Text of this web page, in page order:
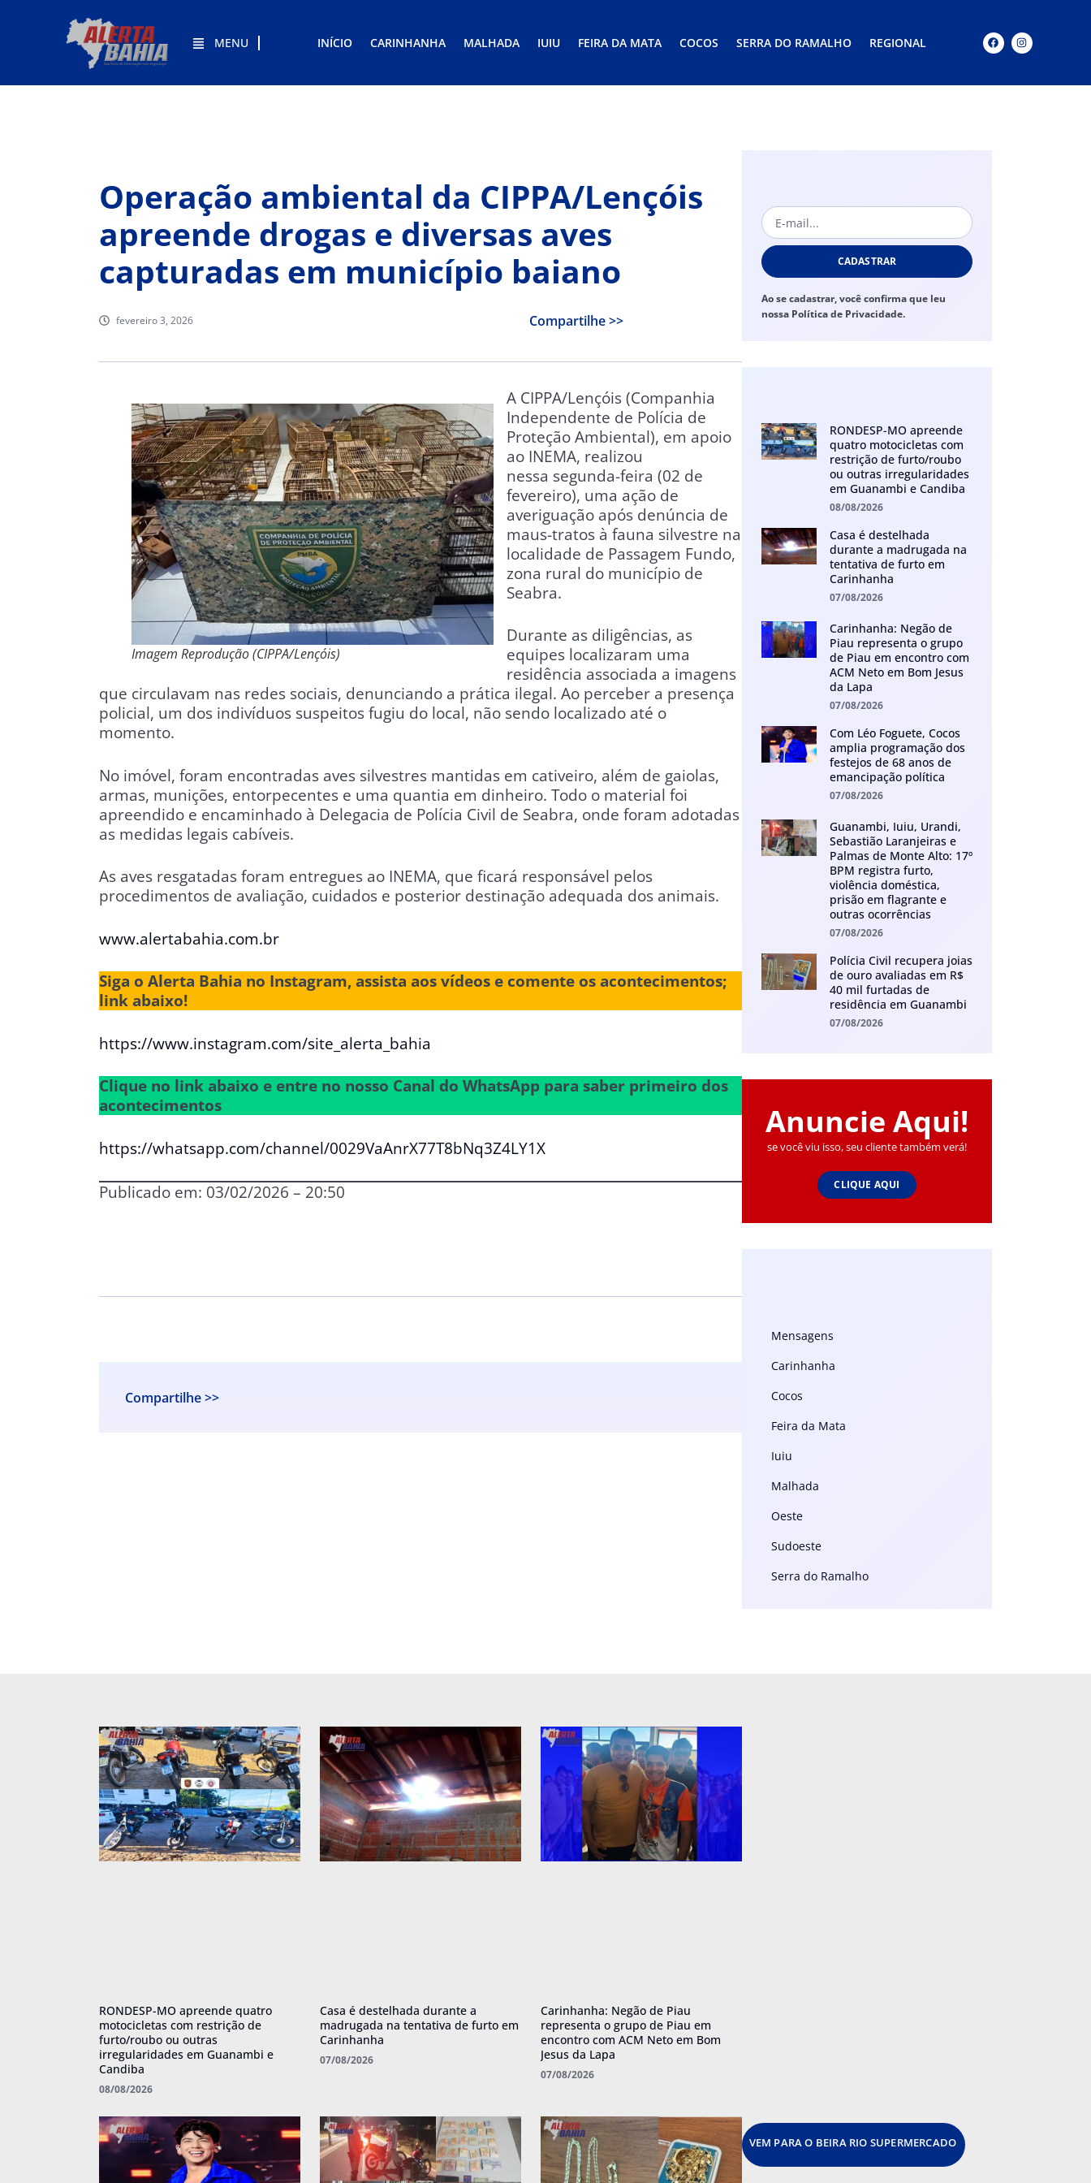
MENU INÍCIO CARINHANHA MALHADA IUIU FEIRA DA MATA COCOS SERRA DO RAMALHO REGIONAL
Operação ambiental da CIPPA/Lençóis
apreende drogas e diversas aves
capturadas em município baiano
fevereiro 3, 2026 Compartilhe >>
Imagem Reprodução (CIPPA/Lençóis)
A CIPPA/Lençóis (Companhia
Independente de Polícia de
Proteção Ambiental), em apoio
ao INEMA, realizou
nessa segunda-feira (02 de
fevereiro), uma ação de
averiguação após denúncia de
maus-tratos à fauna silvestre na
localidade de Passagem Fundo,
zona rural do município de
Seabra.
Durante as diligências, as
equipes localizaram uma
residência associada a imagens
que circulavam nas redes sociais, denunciando a prática ilegal. Ao perceber a presença
policial, um dos indivíduos suspeitos fugiu do local, não sendo localizado até o
momento.
No imóvel, foram encontradas aves silvestres mantidas em cativeiro, além de gaiolas,
armas, munições, entorpecentes e uma quantia em dinheiro. Todo o material foi
apreendido e encaminhado à Delegacia de Polícia Civil de Seabra, onde foram adotadas
as medidas legais cabíveis.
As aves resgatadas foram entregues ao INEMA, que ficará responsável pelos
procedimentos de avaliação, cuidados e posterior destinação adequada dos animais.
www.alertabahia.com.br
Siga o Alerta Bahia no Instagram, assista aos vídeos e comente os acontecimentos;
link abaixo!
https://www.instagram.com/site_alerta_bahia
Clique no link abaixo e entre no nosso Canal do WhatsApp para saber primeiro dos
acontecimentos
https://whatsapp.com/channel/0029VaAnrX77T8bNq3Z4LY1X
Publicado em: 03/02/2026 – 20:50
Compartilhe >>
CADASTRAR
Ao se cadastrar, você confirma que leu
nossa Política de Privacidade.
RONDESP-MO apreende
quatro motocicletas com
restrição de furto/roubo
ou outras irregularidades
em Guanambi e Candiba
08/08/2026
Casa é destelhada
durante a madrugada na
tentativa de furto em
Carinhanha
07/08/2026
Carinhanha: Negão de
Piau representa o grupo
de Piau em encontro com
ACM Neto em Bom Jesus
da Lapa
07/08/2026
Com Léo Foguete, Cocos
amplia programação dos
festejos de 68 anos de
emancipação política
07/08/2026
Guanambi, Iuiu, Urandi,
Sebastião Laranjeiras e
Palmas de Monte Alto: 17º
BPM registra furto,
violência doméstica,
prisão em flagrante e
outras ocorrências
07/08/2026
Polícia Civil recupera joias
de ouro avaliadas em R$
40 mil furtadas de
residência em Guanambi
07/08/2026
Anuncie Aqui!
se você viu isso, seu cliente também verá!
CLIQUE AQUI
Mensagens
Carinhanha
Cocos
Feira da Mata
Iuiu
Malhada
Oeste
Sudoeste
Serra do Ramalho
RONDESP-MO apreende quatro
motocicletas com restrição de
furto/roubo ou outras
irregularidades em Guanambi e
Candiba
08/08/2026
Casa é destelhada durante a
madrugada na tentativa de furto em
Carinhanha
07/08/2026
Carinhanha: Negão de Piau
representa o grupo de Piau em
encontro com ACM Neto em Bom
Jesus da Lapa
07/08/2026
VEM PARA O BEIRA RIO SUPERMERCADO